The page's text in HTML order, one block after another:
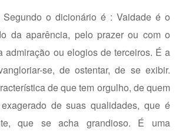
o dicionário é : Vaidade é o
da aparência, pelo prazer ou com o
admiração ou elogios de terceiros. É a
se, de ostentar, de se exibir.
de que tem orgulho, de quem
de suas qualidades, que é
que se acha grandioso. É uma